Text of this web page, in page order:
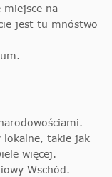
miejsce na
jest tu mnóstwo
lokalne, takie jak
więcej.
Wschód.